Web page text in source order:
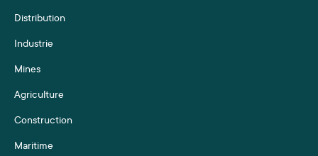
Distribution
Industrie
Mines
Agriculture
Construction
Maritime